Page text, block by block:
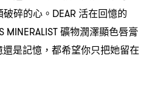
碎的心。 DEAR 活在回憶的
MINERALIST礦物潤澤顯色唇膏
還是記憶 ， 都希望你只把她留在